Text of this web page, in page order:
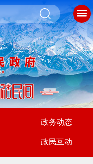
政务动态
政民互动